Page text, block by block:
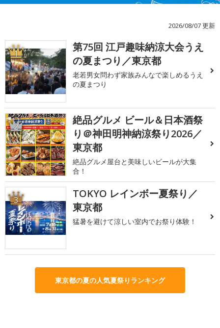
2026/08/07 更新
1
第75回 江戸趣味納涼大会うえ
の夏まつり／東京都
老若男女問わず家族みんなで楽しめるうえ
の夏まつり
2
絶品グルメ ビール＆日本酒祭
り＠神田明神納涼祭り2026／
東京都
絶品グルメ屋台と美味しいビールが大集
合！
3
TOKYO レインボー夏祭り／
東京都
猛暑を避けて涼しい室内でお祭り体験！
東京都の夏の人気夏祭りランキング